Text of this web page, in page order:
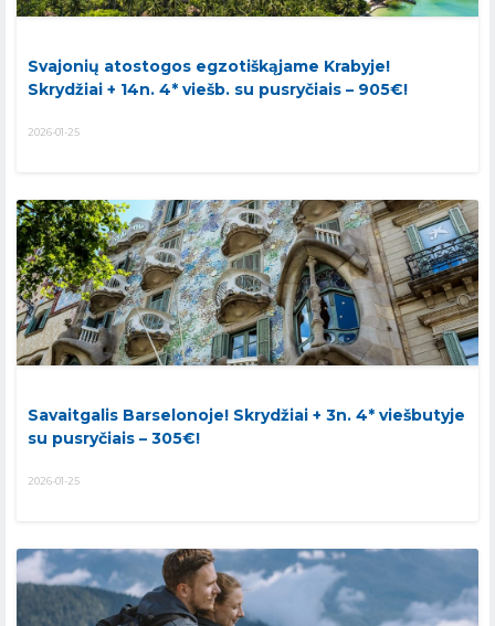
Svajonių atostogos egzotiškąjame Krabyje!
Skrydžiai + 14n. 4* viešb. su pusryčiais – 905€!
2026-01-25
Savaitgalis Barselonoje! Skrydžiai + 3n. 4* viešbutyje
su pusryčiais – 305€!
2026-01-25